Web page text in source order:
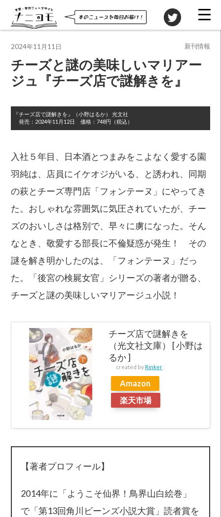
チーズと謎の美味しいマリアー
ジュ『チーズ店で謎解きを』
『チーズ店で謎解きを』 （小野はるか）
光文社
発売： 2024年11月12日 価格： 748円（税込）
入社５年目、日本酒とつまみをこよなく愛する園
羽純は、店員にイケオジがいる、と誘われ、同期
の萩とチーズ専門店「フォンテーヌ」にやってき
た。おしゃれな雰囲気に気圧されていたが、チー
ズのおいしさは格別で、早々に虜になった。そん
なとき、敬愛する部長に不倫疑惑が発生！ その
謎を解き明かしたのは、「フォンテーヌ」だっ
た。「後宮の検屍女官」シリーズの著者が贈る、
チーズと謎の美味しいマリアージュ小説！
チーズ店で謎解きを
（光文社文庫） [ 小野は
るか ]
created by Rinker
Amazon
楽天市場
【著者プロフィール】
2014年に「ようこそ仙界！鳥界山白絵巻」
で「第13回角川ビーンズ小説大賞」読者賞を
2024年11月11日 新刊情報